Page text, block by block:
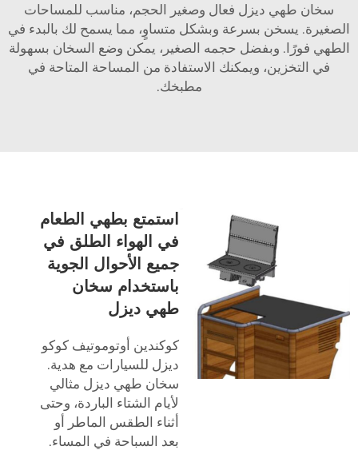
سخان طهي ديزل فعال وصغير الحجم، مناسب للمساحات
الصغيرة. يسخن بسرعة وبشكل متساوٍ، مما يسمح لك بالبدء في
الطهي فورًا. وبفضل حجمه الصغير، يمكن وضع السخان بسهولة
في التخزين، ويمكنك الاستفادة من المساحة المتاحة في
مطبخك.
استمتع بطهي الطعام
في الهواء الطلق في
جميع الأحوال الجوية
باستخدام سخان
طهي ديزل
كوكندين أوتوموتيف كوكو
ديزل للسيارات مع هدية.
سخان طهي ديزل مثالي
لأيام الشتاء الباردة، وحتى
أثناء الطقس الماطر أو
بعد السباحة في المساء.